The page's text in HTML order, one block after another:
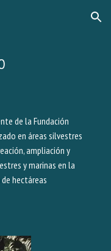
Skip to navigation
de la Fundación
en áreas silvestres
ampliación y
y marinas en la
hectáreas